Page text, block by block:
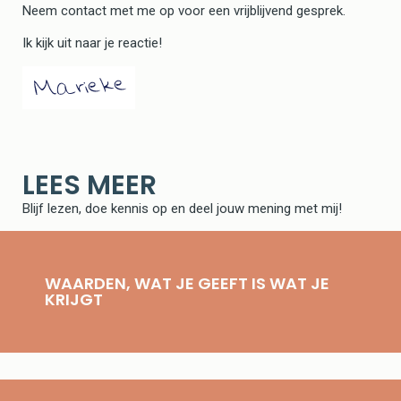
Neem contact met me op voor een vrijblijvend gesprek.
Ik kijk uit naar je reactie!
LEES MEER
Blijf lezen, doe kennis op en deel jouw mening met mij!
WAARDEN, WAT JE GEEFT IS WAT JE
KRIJGT